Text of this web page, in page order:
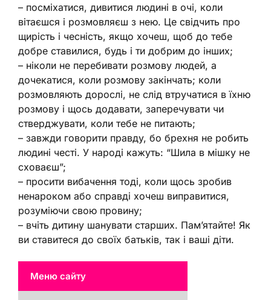
– посміхатися, дивитися людині в очі, коли
вітаєшся і розмовляєш з нею. Це свідчить про
щирість і чесність, якщо хочеш, щоб до тебе
добре ставилися, будь і ти добрим до інших;
– ніколи не перебивати розмову людей, а
дочекатися, коли розмову закінчать; коли
розмовляють дорослі, не слід втручатися в їхню
розмову і щось додавати, заперечувати чи
стверджувати, коли тебе не питають;
– завжди говорити правду, бо брехня не робить
людині честі. У народі кажуть: “Шила в мішку не
сховаєш”;
– просити вибачення тоді, коли щось зробив
ненароком або справді хочеш виправитися,
розуміючи свою провину;
– вчіть дитину шанувати старших. Пам’ятайте! Як
ви ставитеся до своїх батьків, так і ваші діти.
Меню сайту